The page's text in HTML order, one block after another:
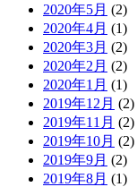
2020年5月 (2)
2020年4月 (1)
2020年3月 (2)
2020年2月 (2)
2020年1月 (1)
2019年12月 (2)
2019年11月 (2)
2019年10月 (2)
2019年9月 (2)
2019年8月 (1)